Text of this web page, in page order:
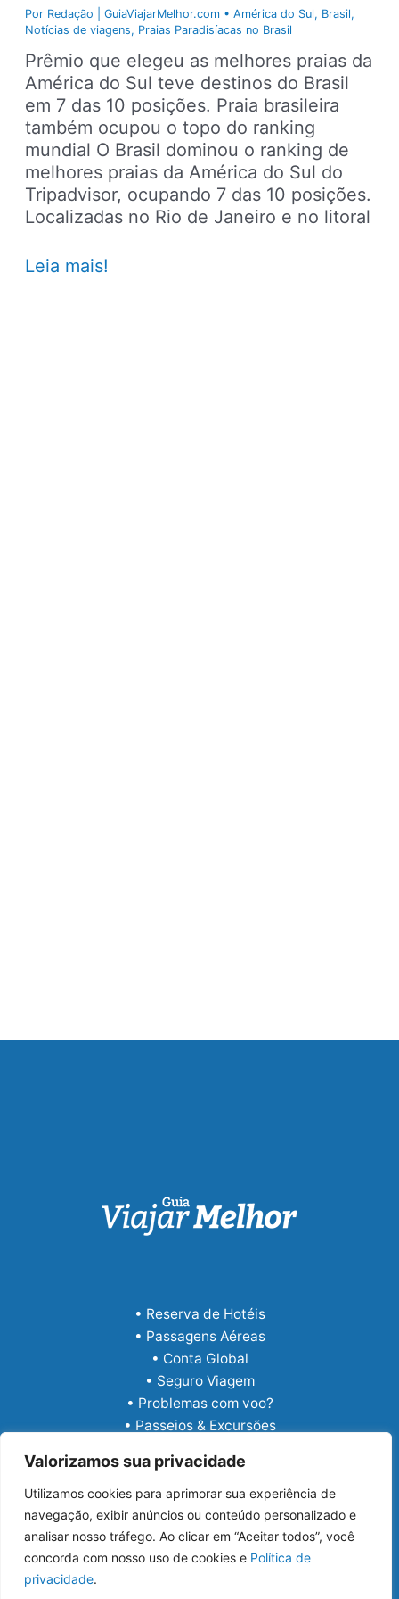
Valorizamos sua privacidade
Utilizamos cookies para aprimorar sua experiência de
navegação, exibir anúncios ou conteúdo personalizado e
analisar nosso tráfego. Ao clicar em “Aceitar todos”, você
concorda com nosso uso de cookies e Política de
privacidade.
Por Redação | GuiaViajarMelhor.com •América do Sul, Brasil,
Notícias de viagens, Praias Paradisíacas no Brasil
Prêmio que elegeu as melhores praias da
América do Sul teve destinos do Brasil
em 7 das 10 posições. Praia brasileira
também ocupou o topo do ranking
mundial O Brasil dominou o ranking de
melhores praias da América do Sul do
Tripadvisor, ocupando 7 das 10 posições.
Localizadas no Rio de Janeiro e no litoral
Brasil
Leia mais!
• Reserva de Hotéis
• Passagens Aéreas
• Conta Global
• Seguro Viagem
• Problemas com voo?
• Passeios & Excursões